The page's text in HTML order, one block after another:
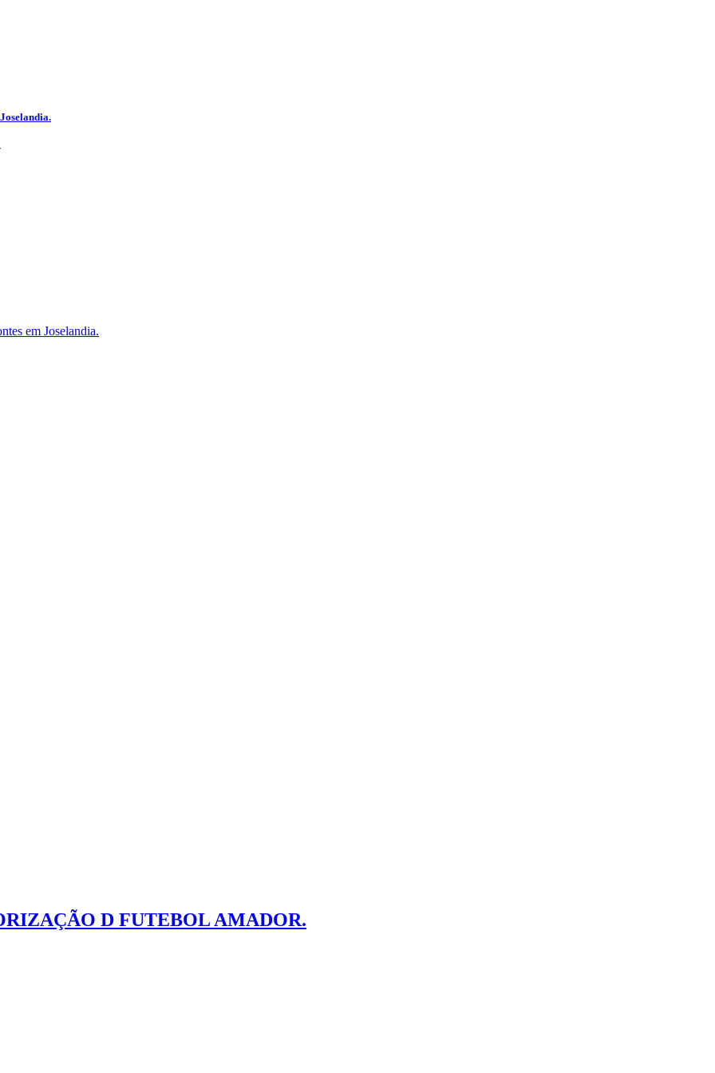
em Joselandia.
D FUTEBOL AMADOR.